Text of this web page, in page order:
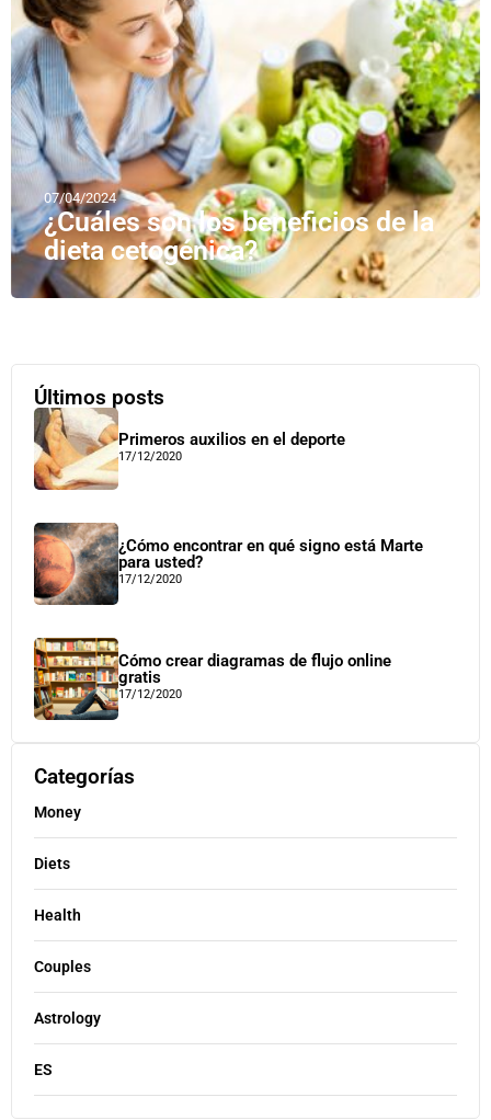
07/04/2024
¿Cuáles son los beneficios de la
dieta cetogénica?
Últimos posts
Primeros auxilios en el deporte
17/12/2020
¿Cómo encontrar en qué signo está Marte
para usted?
17/12/2020
Cómo crear diagramas de flujo online
gratis
17/12/2020
Categorías
Money
Diets
Health
Couples
Astrology
ES